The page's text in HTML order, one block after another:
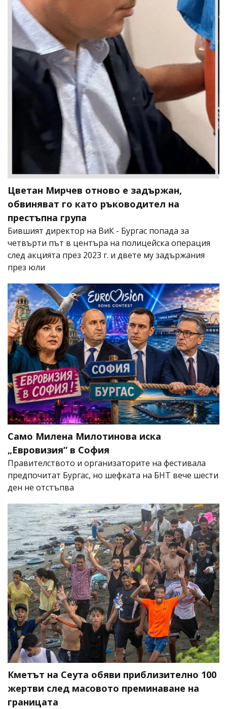
Цветан Мирчев отново е задържан,
обвиняват го като ръководител на
престъпна група
Бившият директор на ВиК - Бургас попада за
четвърти път в центъра на полицейска операция
след акцията през 2023 г. и двете му задържания
през юли
Само Милена Милотинова иска
„Евровизия“ в София
Правителството и организаторите на фестивала
предпочитат Бургас, но шефката на БНТ вече шести
ден не отстъпва
Кметът на Сеута обяви приблизително 100
жертви след масовото преминаване на
границата